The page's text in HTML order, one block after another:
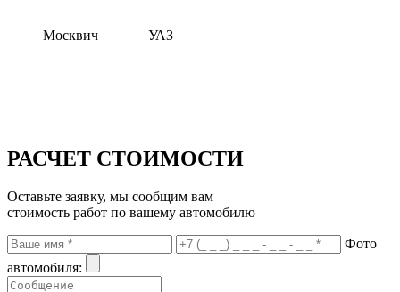
Москвич УАЗ
РАСЧЕТ СТОИМОСТИ
Оставьте заявку, мы сообщим вам
стоимость работ по вашему автомобилю
Фото
автомобиля: